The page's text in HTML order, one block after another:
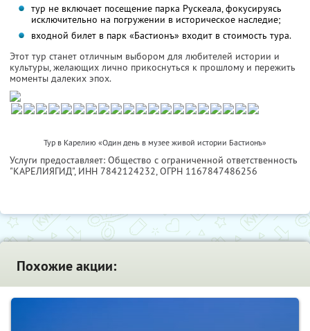
тур не включает посещение парка Рускеала, фокусируясь
исключительно на погружении в историческое наследие;
входной билет в парк «Бастионъ» входит в стоимость тура.
Этот тур станет отличным выбором для любителей истории и
культуры, желающих лично прикоснуться к прошлому и пережить
моменты далеких эпох.
Тур в Карелию «Один день в музее живой истории Бастионъ»
Услуги предоставляет: Общество с ограниченной ответственность
"КАРЕЛИЯГИД", ИНН 7842124232, ОГРН 1167847486256
Похожие акции: